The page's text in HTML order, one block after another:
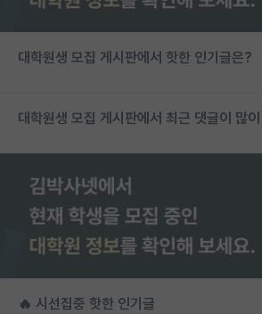
대학원생 모집 게시판에서 핫한 인기글은?
대학원생 모집 게시판에서 최근 댓글이 많
🔥 시선집중 핫한 인기글